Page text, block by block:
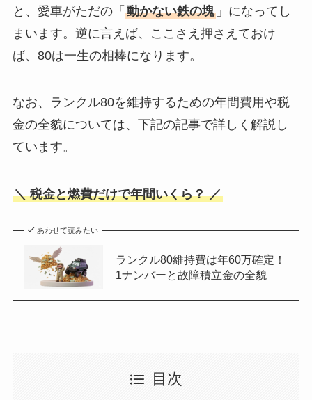
と、愛車がただの「 動かない鉄の塊」になってし
まいます。逆に言えば、ここさえ押さえておけ
ば、80は一生の相棒になります。
なお、ランクル80を維持するための年間費用や税
金の全貌については、下記の記事で詳しく解説し
ています。
＼ 税金と燃費だけで年間いくら？ ／
あわせて読みたい
ランクル80維持費は年60万確定！
1ナンバーと故障積立金の全貌
目次